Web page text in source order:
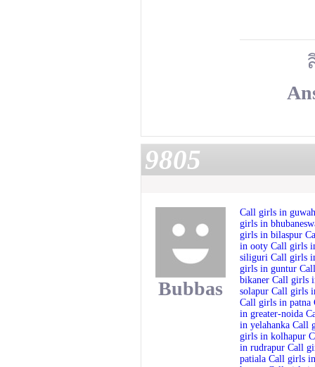
9805
Bubbas
Call girls in
girls in
girls in bilaspur
in ooty Call girls
siliguri Call girls
girls in guntur
bikaner Call girls
solapur Call girls
Call girls in patna
in greater-noida
in yelahanka Call
girls in kolhapur
in rudrapur Call
patiala Call girls